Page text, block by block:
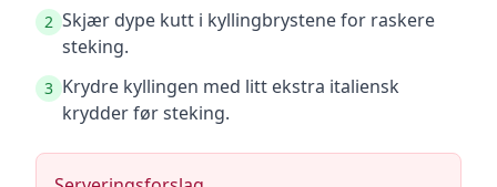
2 Skjær dype kutt i kyllingbrystene for raskere
steking.
3 Krydre kyllingen med litt ekstra italiensk
krydder før steking.